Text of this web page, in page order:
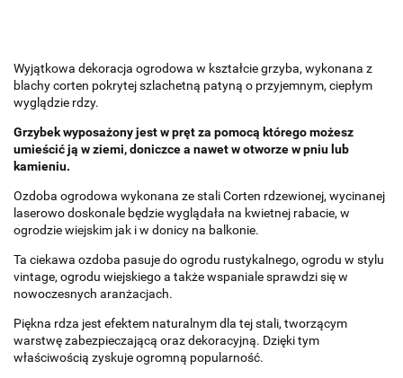
Wyjątkowa dekoracja ogrodowa w kształcie grzyba, wykonana z
blachy corten pokrytej szlachetną patyną o przyjemnym, ciepłym
wyglądzie rdzy.
Grzybek wyposażony jest w pręt za pomocą którego możesz
umieścić ją w ziemi, doniczce a nawet w otworze w pniu lub
kamieniu.
Ozdoba ogrodowa wykonana ze stali Corten rdzewionej, wycinanej
laserowo doskonale będzie wyglądała na kwietnej rabacie, w
ogrodzie wiejskim jak i w donicy na balkonie.
Ta ciekawa ozdoba pasuje do ogrodu rustykalnego, ogrodu w stylu
vintage, ogrodu wiejskiego a także wspaniale sprawdzi się w
nowoczesnych aranżacjach.
Piękna rdza jest efektem naturalnym dla tej stali, tworzącym
warstwę zabezpieczającą oraz dekoracyjną. Dzięki tym
właściwością zyskuje ogromną popularność.